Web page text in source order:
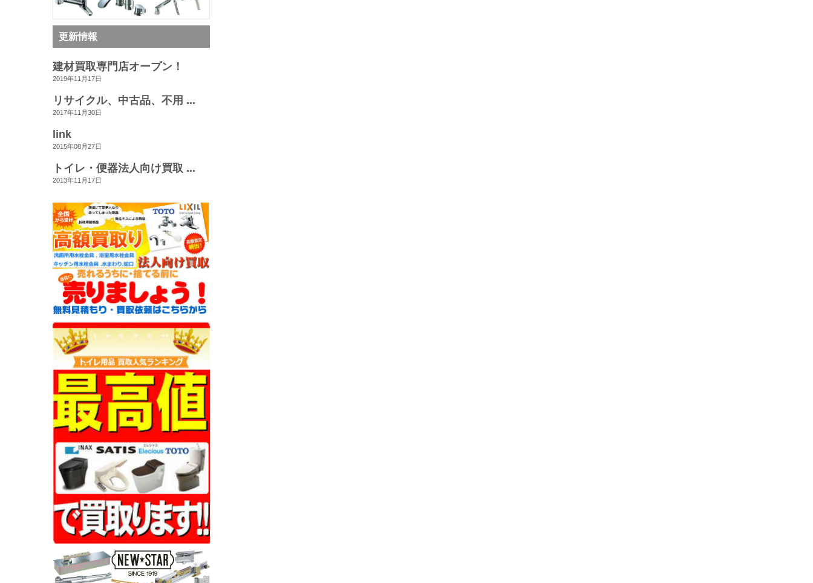
更新情報
建材買取専門店オープン！
2019年11月17日
リサイクル、中古品、不用 ...
2017年11月30日
link
2015年08月27日
トイレ・便器法人向け買取 ...
2013年11月17日